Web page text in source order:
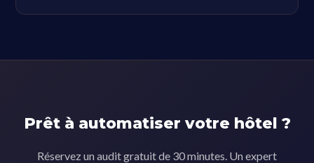
Prêt à automatiser votre hôtel ?
Réservez un audit gratuit de 30 minutes. Un expert